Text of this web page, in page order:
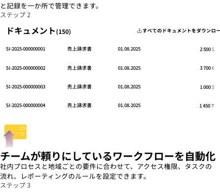
と記録を一か所で管理できます。
ステップ 2
ドキュメント(150) すべてのドキュメントをダウンロ
SI-2025-000000001 売上請求書 01.08.2025 2 500$
SI-2025-000000002 売上請求書 01.08.2025 3 700€
SI-2025-000000003 売上請求書 01.08.2025 1 000 $
SI-2025-000000004 売上請求書 01.08.2025 1 450₸
チームが頼りにしているワークフローを自動化
社内プロセスと地域ごとの要件に合わせて、アクセス権限、タスクの
流れ、レポーティングのルールを設定できます。
ステップ 3